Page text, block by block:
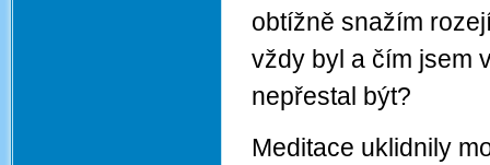
obtížně snažím
vždy byl a čím jsem
nepřestal být?
Meditace uklidnily